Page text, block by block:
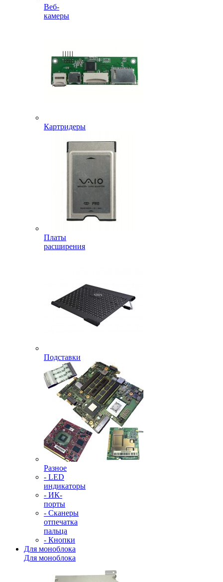
Веб-
камеры
Картридеры
Платы
расширения
Подставки
Разное
- LED
индикаторы
- ИК-
порты
- Сканеры
отпечатка
пальца
- Кнопки
Для моноблока
Для моноблока